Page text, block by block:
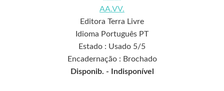
AA.VV.
Editora Terra Livre
Idioma Português PT
Estado : Usado 5/5
Encadernação : Brochado
Disponib. -
Indisponível